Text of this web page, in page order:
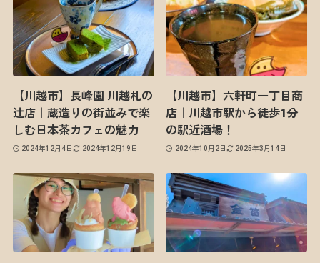
【川越市】長峰園 川越札の
辻店｜蔵造りの街並みで楽
しむ日本茶カフェの魅力
2024年12月4日 2024年12月19日
【川越市】六軒町一丁目商
店｜川越市駅から徒歩1分
の駅近酒場！
2024年10月2日 2025年3月14日